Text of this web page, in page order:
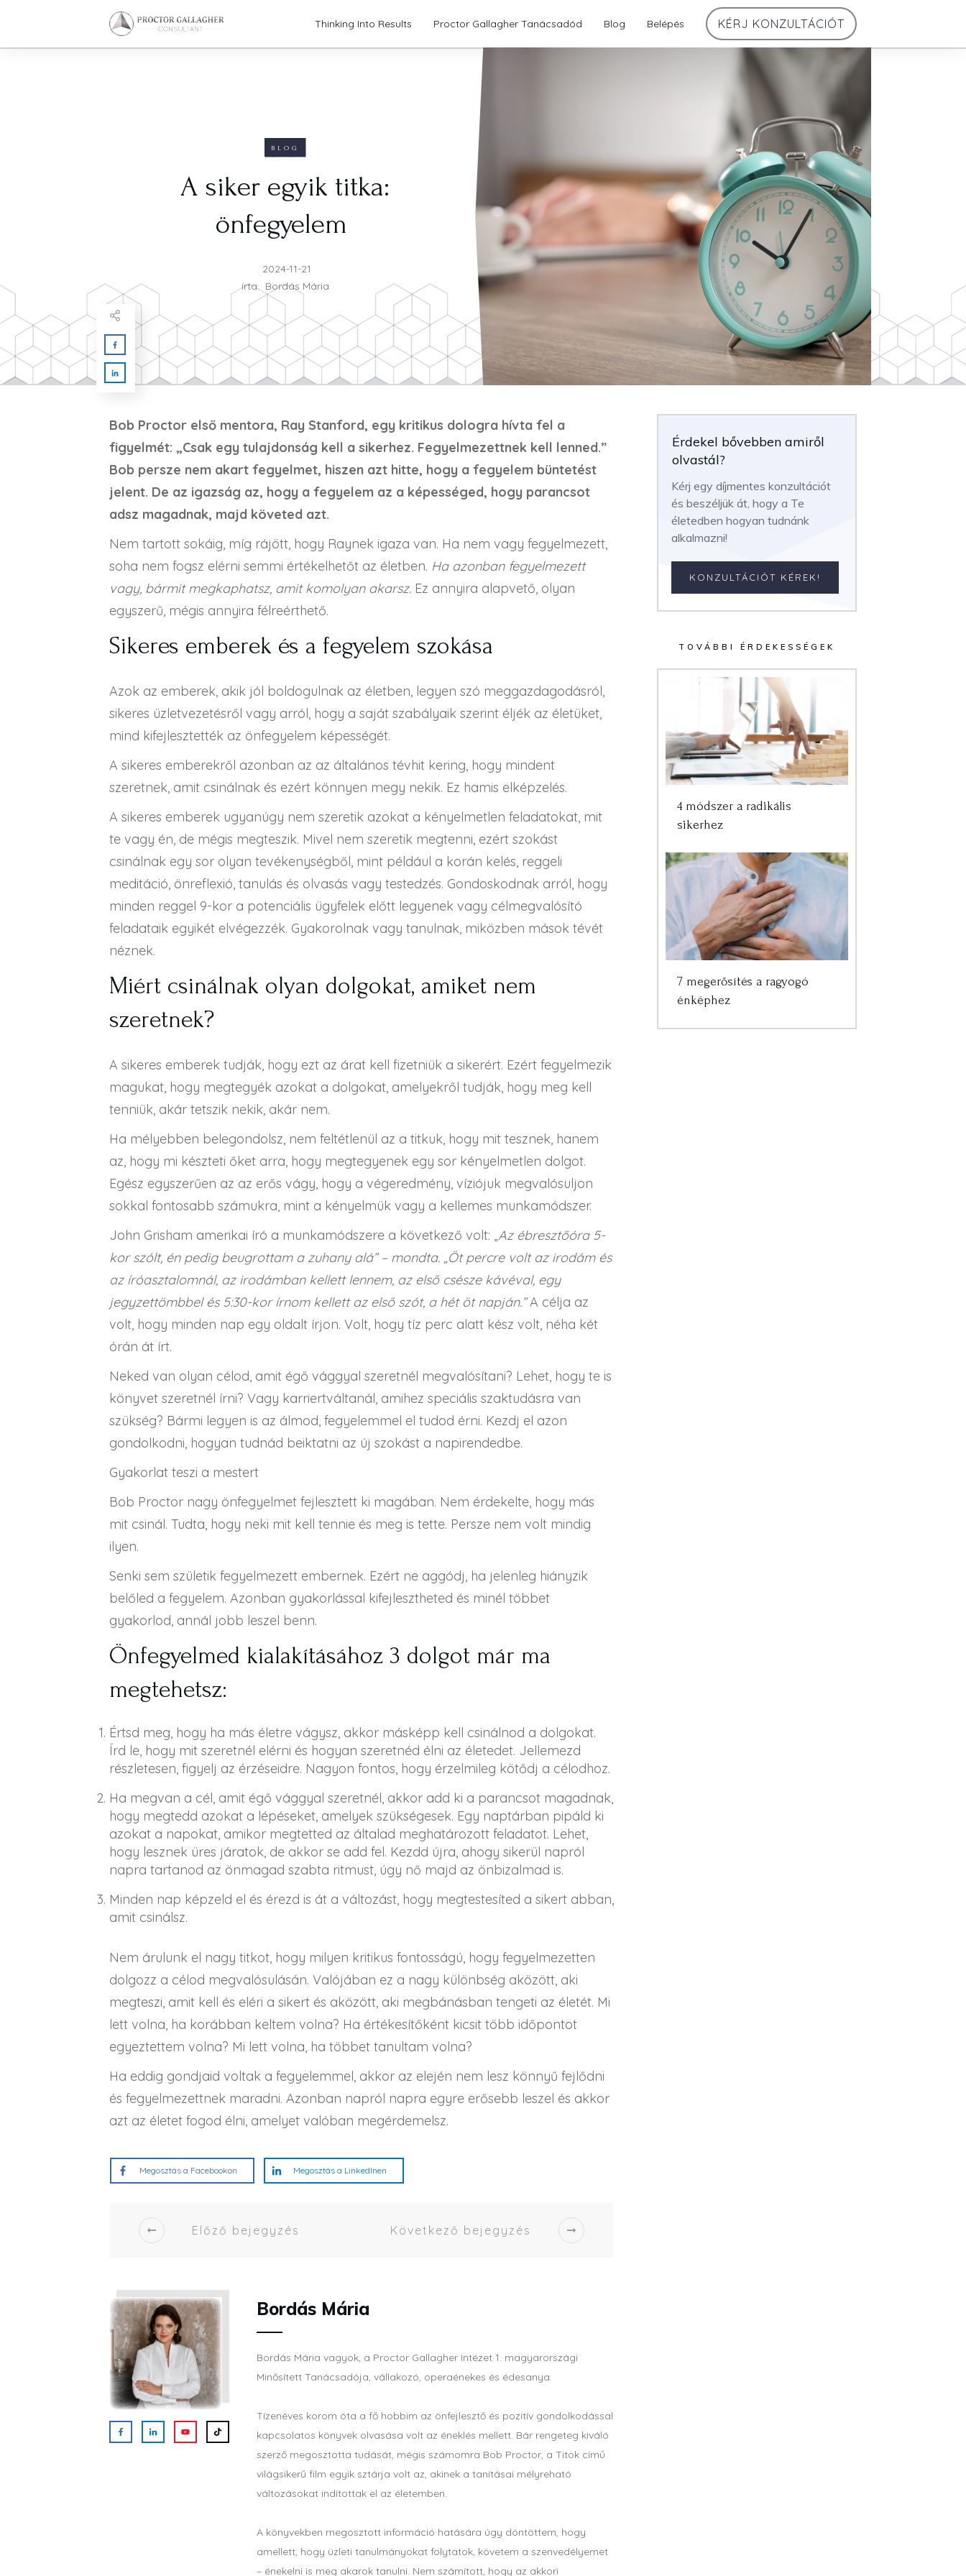
Thinking Into Results Proctor Gallagher Tanácsadód Blog Belépés KÉRJ KONZULTÁCIÓT
BLOG
A siker egyik titka:
önfegyelem
2024-11-21
írta: Bordás Mária
Bob Proctor első mentora, Ray Stanford, egy kritikus dologra hívta fel a
figyelmét: „Csak egy tulajdonság kell a sikerhez. Fegyelmezettnek kell lenned.”
Bob persze nem akart fegyelmet, hiszen azt hitte, hogy a fegyelem büntetést
jelent. De az igazság az, hogy a fegyelem az a képességed, hogy parancsot
adsz magadnak, majd követed azt.
Nem tartott sokáig, míg rájött, hogy Raynek igaza van. Ha nem vagy fegyelmezett,
soha nem fogsz elérni semmi értékelhetőt az életben. Ha azonban fegyelmezett
vagy, bármit megkaphatsz, amit komolyan akarsz. Ez annyira alapvető, olyan
egyszerű, mégis annyira félreérthető.
Sikeres emberek és a fegyelem szokása
Azok az emberek, akik jól boldogulnak az életben, legyen szó meggazdagodásról,
sikeres üzletvezetésről vagy arról, hogy a saját szabályaik szerint éljék az életüket,
mind kifejlesztették az önfegyelem képességét.
A sikeres emberekről azonban az az általános tévhit kering, hogy mindent
szeretnek, amit csinálnak és ezért könnyen megy nekik. Ez hamis elképzelés.
A sikeres emberek ugyanúgy nem szeretik azokat a kényelmetlen feladatokat, mit
te vagy én, de mégis megteszik. Mivel nem szeretik megtenni, ezért szokást
csinálnak egy sor olyan tevékenységből, mint például a korán kelés, reggeli
meditáció, önreflexió, tanulás és olvasás vagy testedzés. Gondoskodnak arról, hogy
minden reggel 9-kor a potenciális ügyfelek előtt legyenek vagy célmegvalósító
feladataik egyikét elvégezzék. Gyakorolnak vagy tanulnak, miközben mások tévét
néznek.
Miért csinálnak olyan dolgokat, amiket nem
szeretnek?
A sikeres emberek tudják, hogy ezt az árat kell fizetniük a sikerért. Ezért fegyelmezik
magukat, hogy megtegyék azokat a dolgokat, amelyekről tudják, hogy meg kell
tenniük, akár tetszik nekik, akár nem.
Ha mélyebben belegondolsz, nem feltétlenül az a titkuk, hogy mit tesznek, hanem
az, hogy mi készteti őket arra, hogy megtegyenek egy sor kényelmetlen dolgot.
Egész egyszerűen az az erős vágy, hogy a végeredmény, víziójuk megvalósuljon
sokkal fontosabb számukra, mint a kényelmük vagy a kellemes munkamódszer.
John Grisham amerikai író a munkamódszere a következő volt: „Az ébresztőóra 5-
kor szólt, én pedig beugrottam a zuhany alá” – mondta. „Öt percre volt az irodám és
az íróasztalomnál, az irodámban kellett lennem, az első csésze kávéval, egy
jegyzettömbbel és 5:30-kor írnom kellett az első szót, a hét öt napján.”A célja az
volt, hogy minden nap egy oldalt írjon. Volt, hogy tíz perc alatt kész volt, néha két
órán át írt.
Neked van olyan célod, amit égő vággyal szeretnél megvalósítani? Lehet, hogy te is
könyvet szeretnél írni? Vagy karriertváltanál, amihez speciális szaktudásra van
szükség? Bármi legyen is az álmod, fegyelemmel el tudod érni. Kezdj el azon
gondolkodni, hogyan tudnád beiktatni az új szokást a napirendedbe.
Gyakorlat teszi a mestert
Bob Proctor nagy önfegyelmet fejlesztett ki magában. Nem érdekelte, hogy más
mit csinál. Tudta, hogy neki mit kell tennie és meg is tette. Persze nem volt mindig
ilyen.
Senki sem születik fegyelmezett embernek. Ezért ne aggódj, ha jelenleg hiányzik
belőled a fegyelem. Azonban gyakorlással kifejlesztheted és minél többet
gyakorlod, annál jobb leszel benn.
Önfegyelmed kialakításához 3 dolgot már ma
megtehetsz:
Értsd meg, hogy ha más életre vágysz, akkor másképp kell csinálnod a dolgokat.
Írd le, hogy mit szeretnél elérni és hogyan szeretnéd élni az életedet. Jellemezd
részletesen, figyelj az érzéseidre. Nagyon fontos, hogy érzelmileg kötődj a célodhoz.
Ha megvan a cél, amit égő vággyal szeretnél, akkor add ki a parancsot magadnak,
hogy megtedd azokat a lépéseket, amelyek szükségesek. Egy naptárban pipáld ki
azokat a napokat, amikor megtetted az általad meghatározott feladatot. Lehet,
hogy lesznek üres járatok, de akkor se add fel. Kezdd újra, ahogy sikerül napról
napra tartanod az önmagad szabta ritmust, úgy nő majd az önbizalmad is.
Minden nap képzeld el és érezd is át a változást, hogy megtestesíted a sikert abban,
amit csinálsz.
Nem árulunk el nagy titkot, hogy milyen kritikus fontosságú, hogy fegyelmezetten
dolgozz a célod megvalósulásán. Valójában ez a nagy különbség aközött, aki
megteszi, amit kell és eléri a sikert és aközött, aki megbánásban tengeti az életét. Mi
lett volna, ha korábban keltem volna? Ha értékesítőként kicsit több időpontot
egyeztettem volna? Mi lett volna, ha többet tanultam volna?
Ha eddig gondjaid voltak a fegyelemmel, akkor az elején nem lesz könnyű fejlődni
és fegyelmezettnek maradni. Azonban napról napra egyre erősebb leszel és akkor
azt az életet fogod élni, amelyet valóban megérdemelsz.
Megosztás a Facebookon Megosztás a LinkedInen
Előző bejegyzés Következő bejegyzés
Bordás Mária
Bordás Mária vagyok, a Proctor Gallagher Intézet 1. magyarországi
Minősített Tanácsadója, vállakozó, operaénekes és édesanya.
Tízenéves korom óta a fő hobbim az önfejlesztő és pozitív gondolkodással
kapcsolatos könyvek olvasása volt az éneklés mellett. Bár rengeteg kiváló
szerző megosztotta tudását, mégis számomra Bob Proctor, a Titok című
világsikerű film egyik sztárja volt az, akinek a tanításai mélyreható
változásokat indítottak el az életemben.
A könyvekben megosztott információ hatására úgy döntöttem, hogy
amellett, hogy üzleti tanulmányokat folytatok, követem a szenvedélyemet
– énekelni is meg akarok tanulni. Nem számított, hogy az akkori
Érdekel bővebben amiről
olvastál?
Kérj egy díjmentes konzultációt
és beszéljük át, hogy a Te
életedben hogyan tudnánk
alkalmazni!
KONZULTÁCIÓT KÉREK!
TOVÁBBI ÉRDEKESSÉGEK
4 módszer a radikális
sikerhez
7 megerősítés a ragyogó
énképhez